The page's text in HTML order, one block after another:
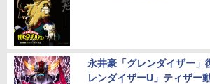
永井豪「グレンダイザー」
レンダイザーU」ティザー